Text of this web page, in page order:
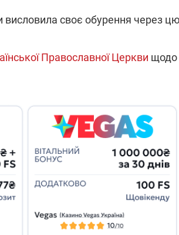
висловила своє обурення через цю
Православної Церкви щодо
14.11.2025 17:15
збір коштів на потреби